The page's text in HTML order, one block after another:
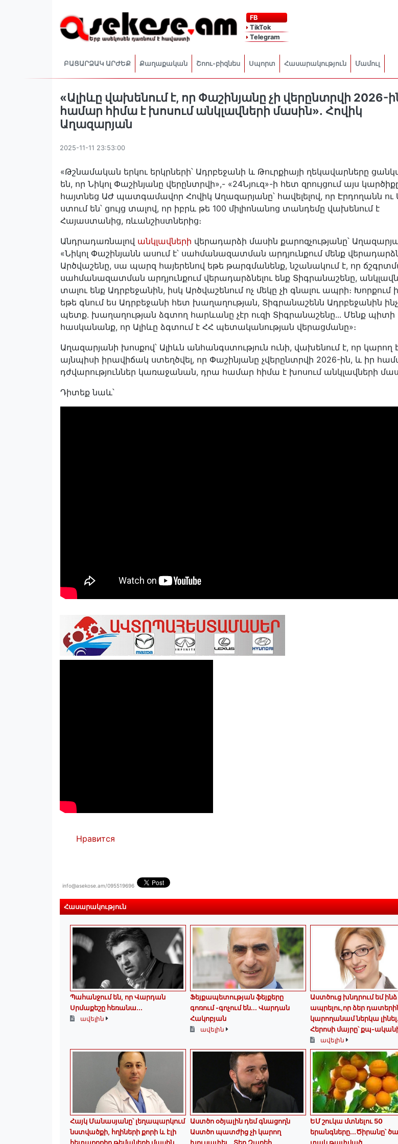
FB
TikTok
Telegram
ԲԱՑԱՐՁԱԿ ԱՐԺԵՔ Քաղաքական Շոու-բիզնես Սպորտ Հասարակություն Մամուլ
«Ալիևը վախենում է, որ Փաշինյանը չի վերընտրվի 2026-
համար հիմա է խոսում անկլավների մասին»․ Հովիկ
Աղազարյան
2025-11-11 23:53:00
«Թշնամական երկու երկրների՝ Ադրբեջանի և Թուրքիայի ղեկավարները
են, որ Նիկոլ Փաշինյանը վերընտրվի»,- «24Նյուզ»-ի հետ զրույցում այս
հայտնեց ԱԺ պատգամավոր Հովիկ Աղազարյանը՝ հավելելով, որ Էրդողանն ու
ստում են՝ ցույց տալով, որ իբրև թե 100 միլիոնանոց տանդեմը վախենում է
Հայաստանից, ռևանշիստներից։
Անդրադառնալով անկլավների վերադարձի մասին քարոզչությանը՝
«Նիկոլ Փաշինյանն ասում է՝ սահմանազատման արդյունքում մենք
Արծվաշենը, սա պարզ հայերենով եթե թարգմանենք, նշանակում է, որ
սահմանազատման արդյունքում վերադարձնելու ենք Տիգրանաշենը,
տալու ենք Ադրբեջանին, իսկ Արծվաշենում ոչ մեկը չի գնալու ապրի։ Խորքում
եթե գնում ես Ադրբեջանի հետ խաղաղության, Տիգրանաշենն Ադրբեջանին
պետք․ խաղաղության ձգտող հարևանը չէր ուզի Տիգրանաշենը․․․ Մենք պիտի
հասկանանք, որ Ալիևը ձգտում է ՀՀ պետականության վերացմանը»։
Աղազարյանի խոսքով՝ Ալիևն անհանգստություն ունի, վախենում է, որ կարող
այնպիսի իրավիճակ ստեղծվել, որ Փաշինյանը չվերընտրվի 2026-ին, և իր
դժվարություններ կառաջանան, դրա համար հիմա է խոսում անկլավների
Դիտեք նաև՝
Нравится
info@asekose.am/095519696
Հասարակություն
Պահանջում են, որ Վարդան
Սրմաքեշը հեռանա․․․
ավելին
Ֆեյքապետության ֆեյքերը
գոռում -գոչում են․․․ Վարդան
Հակոբյան
ավելին
Աստծուց խնդրում եմ ինձ
ապրելու,որ ձեր
կարողանամ ներկա
Հերոսի մայրը՝ քպ-
ավելին
Հայկ Մանասյանը՝ լեղապարկում
նստվածքի, հղիների քորի և էլի
Աստծո օծյալին դեմ գնացողն
Աստծո պատժից չի կարող
ԵՄ շուկա մտնելու 50
երանգները․․․Ծիրանը՝